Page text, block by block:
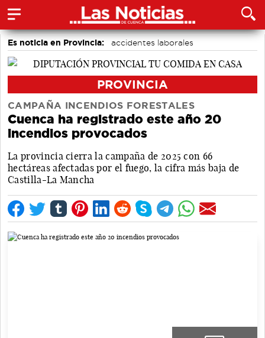
Es noticia en Provincia:
accidentes laborales
Medio Ambiente
PROVINCIA
CAMPAÑA INCENDIOS FORESTALES
Cuenca ha registrado este año 20
incendios provocados
La provincia cierra la campaña de 2025 con 66
hectáreas afectadas por el fuego, la cifra más baja de
Castilla-La Mancha